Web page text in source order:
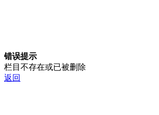
错误提示
栏目不存在或已被删除
返回